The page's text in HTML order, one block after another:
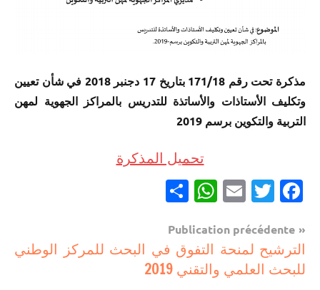
مذكرة تحت رقم 171/18 بتاريخ 17 دجنبر 2018 في شأن تعيين
وتكليف الأستاذات والأساتذة للتدريس بالمراكز الجهوية لمهن
التربية والتكوين برسم 2019
تحميل المذكرة
Facebook
Twitter
Email
WhatsApp
مستجدات
تربوية
Navigation
de
l’article
Publication précédente
الترشيح لمنحة التفوق في البحث للمركز الوطني
للبحث العلمي والتقني 2019